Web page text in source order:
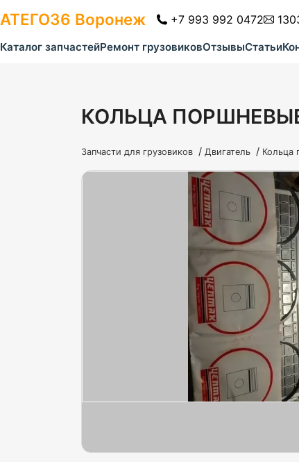
АТЕГО36 Воронеж +7 993 992 0472
Каталог запчастейРемонт грузовиковОтзывыСтатьи
КОЛЬЦА
Запчасти для грузовиков / Двигатель / Кольца